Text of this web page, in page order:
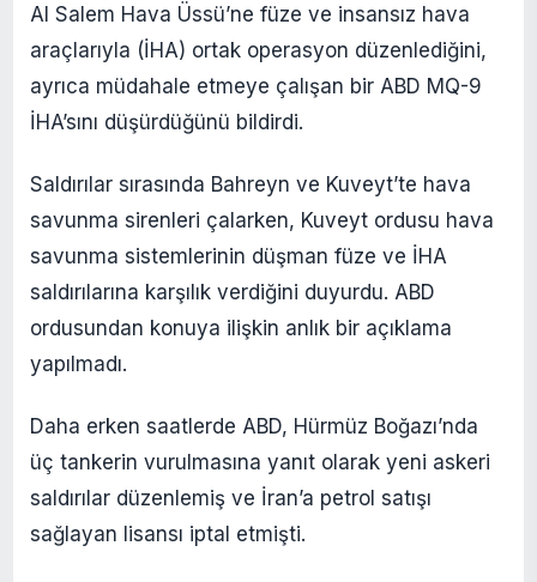
Al Salem Hava Üssü’ne füze ve insansız hava
araçlarıyla (İHA) ortak operasyon düzenlediğini,
ayrıca müdahale etmeye çalışan bir ABD MQ-9
İHA’sını düşürdüğünü bildirdi.
Saldırılar sırasında Bahreyn ve Kuveyt’te hava
savunma sirenleri çalarken, Kuveyt ordusu hava
savunma sistemlerinin düşman füze ve İHA
saldırılarına karşılık verdiğini duyurdu. ABD
ordusundan konuya ilişkin anlık bir açıklama
yapılmadı.
Daha erken saatlerde ABD, Hürmüz Boğazı’nda
üç tankerin vurulmasına yanıt olarak yeni askeri
saldırılar düzenlemiş ve İran’a petrol satışı
sağlayan lisansı iptal etmişti.